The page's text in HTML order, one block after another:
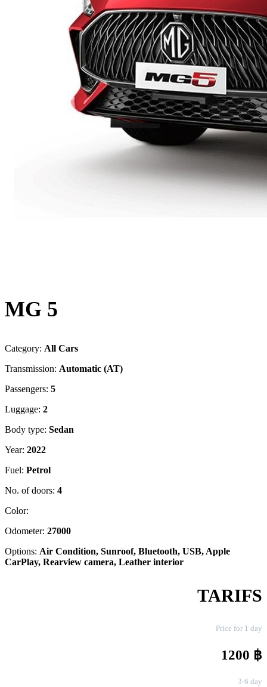
MG 5
Category: All Cars
Transmission: Automatic (AT)
Passengers: 5
Luggage: 2
Body type: Sedan
Year: 2022
Fuel: Petrol
No. of doors: 4
Color:
Odometer: 27000
Options: Air Condition, Sunroof, Bluetooth, USB, Apple
CarPlay, Rearview camera, Leather interior
TARIFS
Price for 1 day
1200 ฿
3-6 day